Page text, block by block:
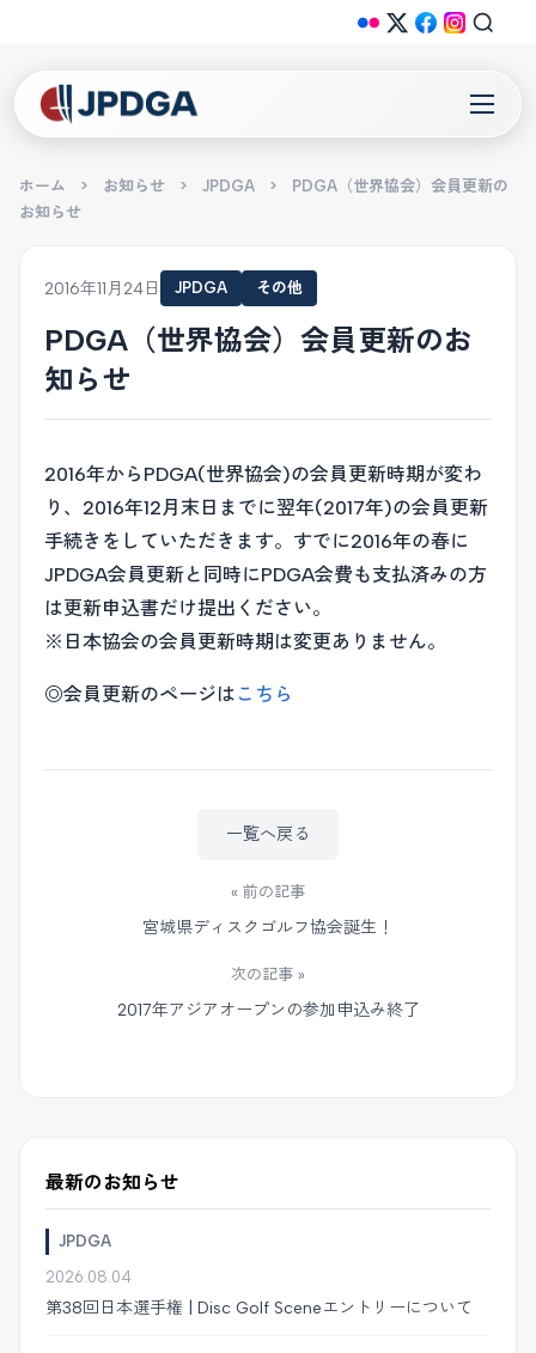
ホーム > お知らせ > JPDGA >
PDGA（世界協会）会員更新の
お知らせ
2016年11月24日 JPDGA その他
PDGA（世界協会）会員更新のお
知らせ
2016年からPDGA(世界協会)の会員更新時期が変わ
り、2016年12月末日までに翌年(2017年)の会員更新
手続きをしていただきます。すでに2016年の春に
JPDGA会員更新と同時にPDGA会費も支払済みの方
は更新申込書だけ提出ください。
※日本協会の会員更新時期は変更ありません。
◎会員更新のページは こちら
« 前の記事
宮城県ディスクゴルフ協会誕生！
一覧へ戻る
次の記事 »
2017年アジアオープンの参加申込み終了
最新のお知らせ
JPDGA
2026.08.04
第38回日本選手権 | Disc Golf Sceneエントリーについて